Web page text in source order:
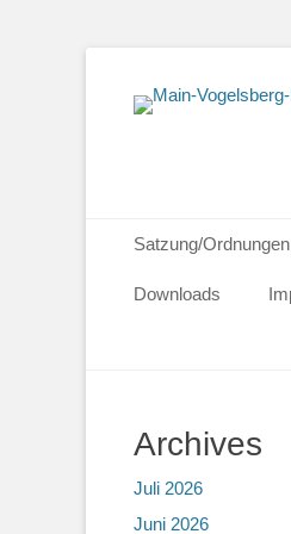
Primäres Menü
Inhalt
springen
Satzung/Ordnungen
Downloads
Archives
Juli 2026
Juni 2026